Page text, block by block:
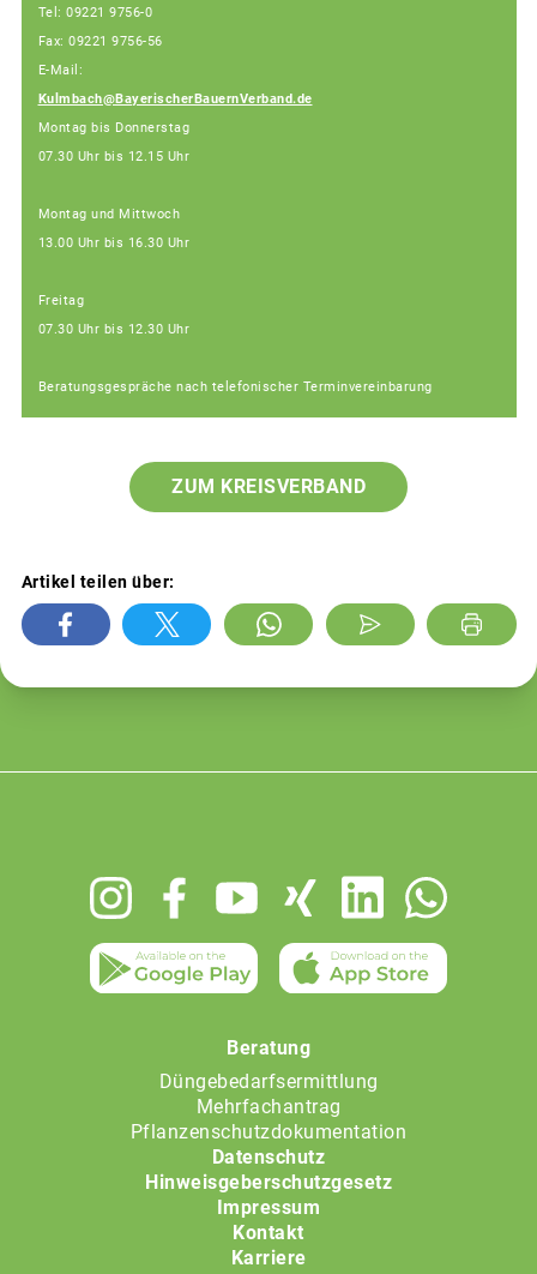
Tel: 09221 9756-0
Fax: 09221 9756-56
E-Mail:
Kulmbach@BayerischerBauernVerband.de
Montag bis Donnerstag
07.30 Uhr bis 12.15 Uhr
Montag und Mittwoch
13.00 Uhr bis 16.30 Uhr
Freitag
07.30 Uhr bis 12.30 Uhr
Beratungsgespräche nach telefonischer Terminvereinbarung
ZUM KREISVERBAND
Artikel teilen über:
Beratung
Düngebedarfsermittlung
Mehrfachantrag
Pflanzenschutzdokumentation
Datenschutz
Hinweisgeberschutzgesetz
Impressum
Kontakt
Karriere